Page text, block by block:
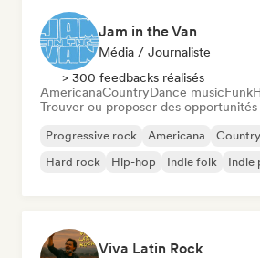
Jam in the Van
Média / Journaliste
> 300 feedbacks réalisés
AmericanaCountryDance musicFunk
Trouver ou proposer des
Progressive rock Americana Country
Hard rock
Hip-hop Indie folk Indie
Viva Latin Rock